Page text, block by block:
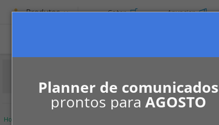
Planner de comunicados
prontos para AGOSTO
Produtos Cotar Anunciar
Home